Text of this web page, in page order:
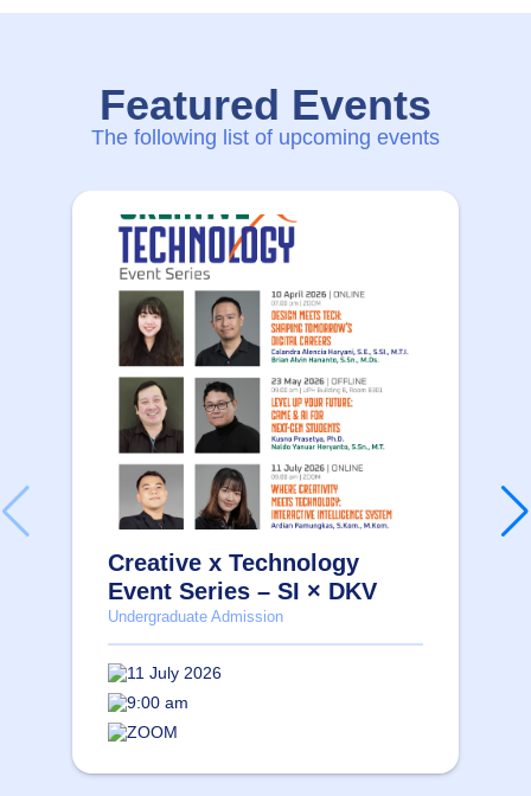
Featured Events
The following list of upcoming events
Creative x Technology
Event Series – SI × DKV
Undergraduate Admission
11 July 2026
9:00 am
ZOOM